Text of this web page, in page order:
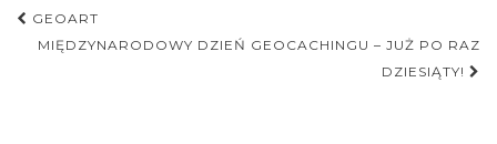
Nawigacja
postu
GEOART
MIĘDZYNARODOWY DZIEŃ GEOCACHINGU – JUŻ PO RAZ
DZIESIĄTY!